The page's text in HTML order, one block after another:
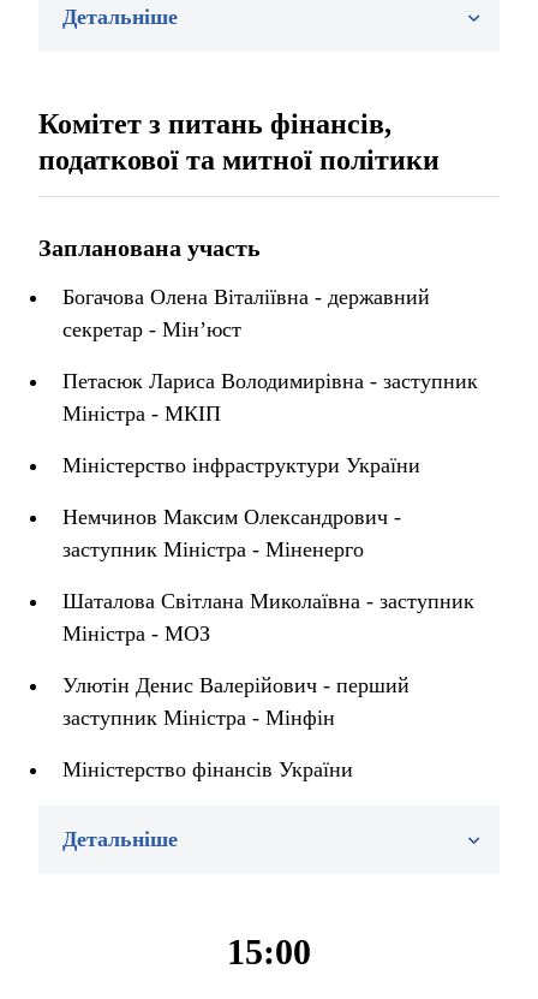
Детальніше
Комітет з питань фінансів,
податкової та митної політики
Запланована участь
Богачова Олена Віталіївна - державний
секретар - Мін’юст
Петасюк Лариса Володимирівна - заступник
Міністра - МКІП
Міністерство інфраструктури України
Немчинов Максим Олександрович -
заступник Міністра - Міненерго
Шаталова Світлана Миколаївна - заступник
Міністра - МОЗ
Улютін Денис Валерійович - перший
заступник Міністра - Мінфін
Міністерство фінансів України
Детальніше
15:00